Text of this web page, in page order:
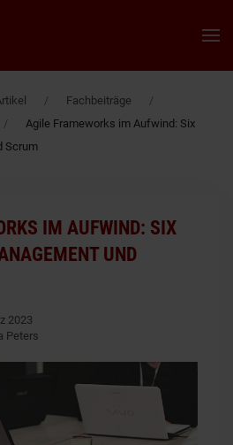
Fachbeiträge
Agile Frameworks im Aufwind: Six
Scrum
IM AUFWIND: SIX
UND
2023
Peters